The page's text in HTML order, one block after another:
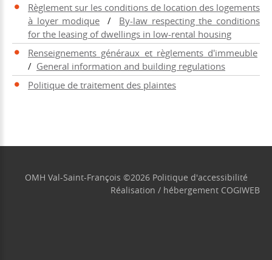
Règlement sur les conditions de location des logements
à loyer modique / By-law respecting the conditions
for the leasing of dwellings in low-rental housing
Renseignements généraux et règlements d'immeuble
/ General information and building regulations
Politique de traitement des plaintes
OMH Val-Saint-François ©2026 Politique d'accessibilité
Réalisation / hébergement COGIWEB